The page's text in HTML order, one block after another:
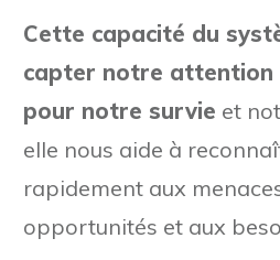
Cette capacité du
capter notre attention
pour notre survie et
elle nous aide à
rapidement aux
opportunités et aux